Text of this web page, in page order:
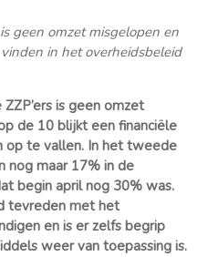
geen omzet misgelopen en
in het overheidsbeleid
is geen omzet
de 10 blijkt een financiële
op te vallen. In het tweede
nog maar 17% in de
begin april nog 30% was.
tevreden met het
en is er zelfs begrip
weer van toepassing is.